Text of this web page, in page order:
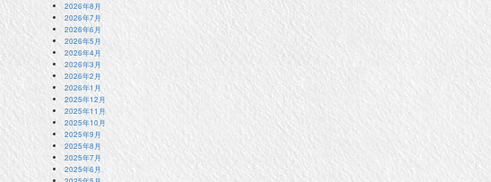
2026年8月
2026年7月
2026年6月
2026年5月
2026年4月
2026年3月
2026年2月
2026年1月
2025年12月
2025年11月
2025年10月
2025年9月
2025年8月
2025年7月
2025年6月